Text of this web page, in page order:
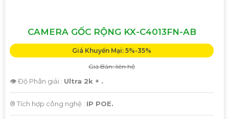
CAMERA GỐC RỘNG KX-C4013FN-AB
Giá Khuyến Mại: 5%-35%
Giá Bán: liên hệ
👁 Độ Phân giải : Ultra 2k + .
®️ Tích hợp công nghệ : IP POE.